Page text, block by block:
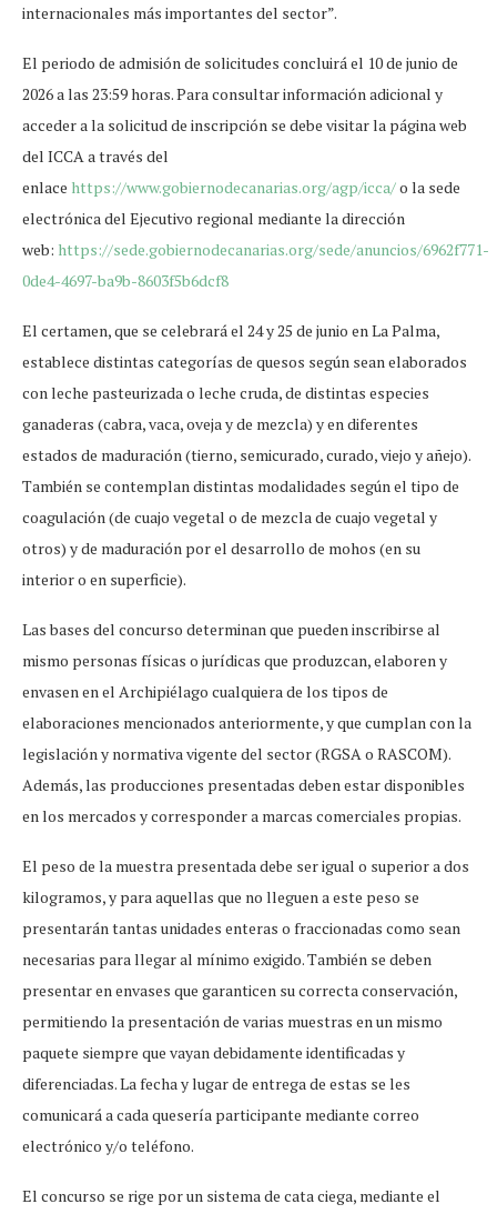
internacionales más importantes del sector”.
El periodo de admisión de solicitudes concluirá el 10 de junio de
2026 a las 23:59 horas. Para consultar información adicional y
acceder a la solicitud de inscripción se debe visitar la página web
del ICCA a través del
enlace https://www.gobiernodecanarias.org/agp/icca/o la sede
electrónica del Ejecutivo regional mediante la dirección
web: https://sede.gobiernodecanarias.org/sede/anuncios/6962f771-
0de4-4697-ba9b-8603f5b6dcf8
El certamen, que se celebrará el 24 y 25 de junio en La Palma,
establece distintas categorías de quesos según sean elaborados
con leche pasteurizada o leche cruda, de distintas especies
ganaderas (cabra, vaca, oveja y de mezcla) y en diferentes
estados de maduración (tierno, semicurado, curado, viejo y añejo).
También se contemplan distintas modalidades según el tipo de
coagulación (de cuajo vegetal o de mezcla de cuajo vegetal y
otros) y de maduración por el desarrollo de mohos (en su
interior o en superficie).
Las bases del concurso determinan que pueden inscribirse al
mismo personas físicas o jurídicas que produzcan, elaboren y
envasen en el Archipiélago cualquiera de los tipos de
elaboraciones mencionados anteriormente, y que cumplan con la
legislación y normativa vigente del sector (RGSA o RASCOM).
Además, las producciones presentadas deben estar disponibles
en los mercados y corresponder a marcas comerciales propias.
El peso de la muestra presentada debe ser igual o superior a dos
kilogramos, y para aquellas que no lleguen a este peso se
presentarán tantas unidades enteras o fraccionadas como sean
necesarias para llegar al mínimo exigido. También se deben
presentar en envases que garanticen su correcta conservación,
permitiendo la presentación de varias muestras en un mismo
paquete siempre que vayan debidamente identificadas y
diferenciadas. La fecha y lugar de entrega de estas se les
comunicará a cada quesería participante mediante correo
electrónico y/o teléfono.
El concurso se rige por un sistema de cata ciega, mediante el